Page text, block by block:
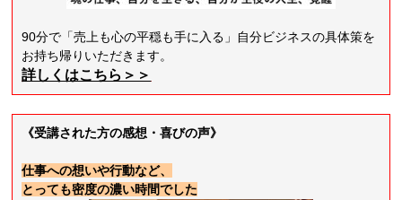
90分で「売上も心の平穏も手に入る」自分ビジネスの具体策を
お持ち帰りいただきます。
詳しくはこちら＞＞
《受講された方の感想・喜びの声》
仕事への想いや行動など、
とっても密度の濃い時間でした